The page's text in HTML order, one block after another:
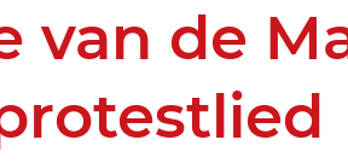
van de